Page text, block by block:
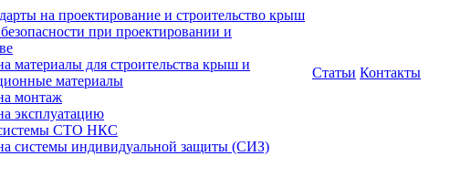
на проектирование и строительство крыш
при проектировании и
материалы для строительства крыш и
материалы
монтаж
эксплуатацию
СТО НКС
системы индивидуальной защиты (СИЗ)
Статьи Контакты